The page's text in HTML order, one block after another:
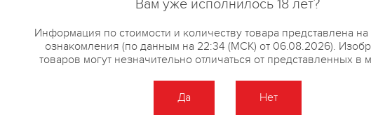
Вам уже исполнилось 18 лет?
Информация по стоимости и количеству товара представлена на
ознакомления (по данным на 22:34 (МСК) от 06.08.2026).
товаров могут незначительно отличаться от представленных в
Да Нет